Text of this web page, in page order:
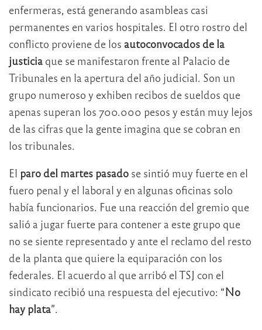
enfermeras, está generando asambleas casi
permanentes en varios hospitales. El otro rostro del
conflicto proviene de los autoconvocados de la
justicia que se manifestaron frente al Palacio de
Tribunales en la apertura del año judicial. Son un
grupo numeroso y exhiben recibos de sueldos que
apenas superan los 700.000 pesos y están muy lejos
de las cifras que la gente imagina que se cobran en
los tribunales.
El paro del martes pasado se sintió muy fuerte en el
fuero penal y el laboral y en algunas oficinas solo
había funcionarios. Fue una reacción del gremio que
salió a jugar fuerte para contener a este grupo que
no se siente representado y ante el reclamo del resto
de la planta que quiere la equiparación con los
federales. El acuerdo al que arribó el TSJ con el
sindicato recibió una respuesta del ejecutivo: “No
hay plata”.